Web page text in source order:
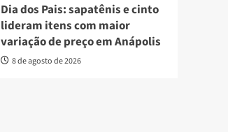
Dia dos Pais: sapatênis e cinto
lideram itens com maior
variação de preço em Anápolis
8 de agosto de 2026